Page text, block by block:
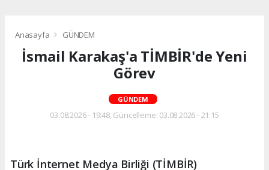
Anasayfa GÜNDEM
İsmail Karakaş'a TİMBİR'de Yeni
Görev
GÜNDEM
03.08.2026 - 19:48, Güncelleme: 03.08.2026 - 21:15
Türk İnternet Medya Birliği (TİMBİR)